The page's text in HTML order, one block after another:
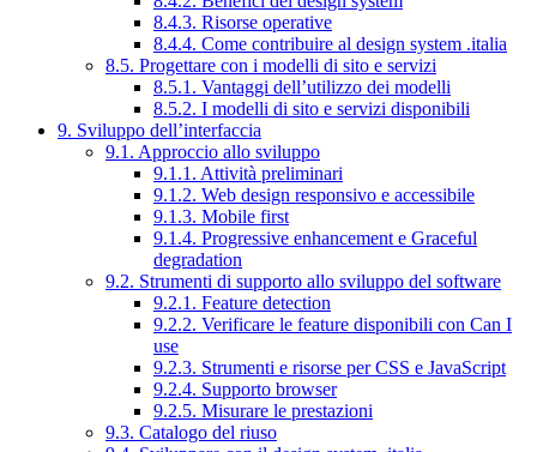
8.4.3. Risorse operative
8.4.4. Come contribuire al design system .italia
8.5. Progettare con i modelli di sito e servizi
8.5.1. Vantaggi dell’utilizzo dei modelli
8.5.2. I modelli di sito e servizi disponibili
9. Sviluppo dell’interfaccia
9.1. Approccio allo sviluppo
9.1.1. Attività preliminari
9.1.2. Web design responsivo e accessibile
9.1.3. Mobile first
9.1.4. Progressive enhancement e Graceful
degradation
9.2. Strumenti di supporto allo sviluppo del software
9.2.1. Feature detection
9.2.2. Verificare le feature disponibili con Can I
use
9.2.3. Strumenti e risorse per CSS e JavaScript
9.2.4. Supporto browser
9.2.5. Misurare le prestazioni
9.3. Catalogo del riuso